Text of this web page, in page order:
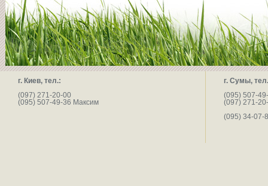
г. Киев, тел.:
(097) 271-20-00
(095) 507-49-36 Максим
г. Сумы,
(095) 507-
(097) 271-
(095) 34-07-